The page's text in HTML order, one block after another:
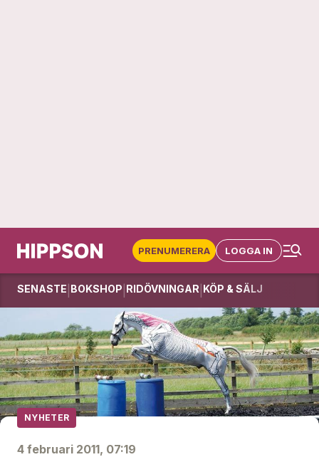
PRENUMERERA LOGGA IN
SENASTE BOKSHOP RIDÖVNINGAR KÖP & SÄLJ
NYHETER
4 februari 2011, 07:19